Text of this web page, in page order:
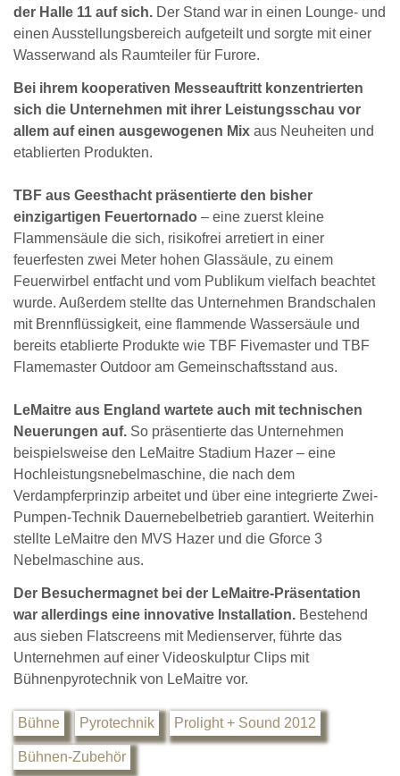
der Halle 11 auf sich. Der Stand war in einen Lounge- und
einen Ausstellungsbereich aufgeteilt und sorgte mit einer
Wasserwand als Raumteiler für Furore.
Bei ihrem kooperativen Messeauftritt konzentrierten
sich die Unternehmen mit ihrer Leistungsschau vor
allem auf einen ausgewogenen Mix aus Neuheiten und
etablierten Produkten.
TBF aus Geesthacht präsentierte den bisher
einzigartigen Feuertornado – eine zuerst kleine
Flammensäule die sich, risikofrei arretiert in einer
feuerfesten zwei Meter hohen Glassäule, zu einem
Feuerwirbel entfacht und vom Publikum vielfach beachtet
wurde. Außerdem stellte das Unternehmen Brandschalen
mit Brennflüssigkeit, eine flammende Wassersäule und
bereits etablierte Produkte wie TBF Fivemaster und TBF
Flamemaster Outdoor am Gemeinschaftsstand aus.
LeMaitre aus England wartete auch mit technischen
Neuerungen auf. So präsentierte das Unternehmen
beispielsweise den LeMaitre Stadium Hazer – eine
Hochleistungsnebelmaschine, die nach dem
Verdampferprinzip arbeitet und über eine integrierte Zwei-
Pumpen-Technik Dauernebelbetrieb garantiert. Weiterhin
stellte LeMaitre den MVS Hazer und die Gforce 3
Nebelmaschine aus.
Der Besuchermagnet bei der LeMaitre-Präsentation
war allerdings eine innovative Installation. Bestehend
aus sieben Flatscreens mit Medienserver, führte das
Unternehmen auf einer Videoskulptur Clips mit
Bühnenpyrotechnik von LeMaitre vor.
Bühne Pyrotechnik Prolight + Sound 2012
Bühnen-Zubehör